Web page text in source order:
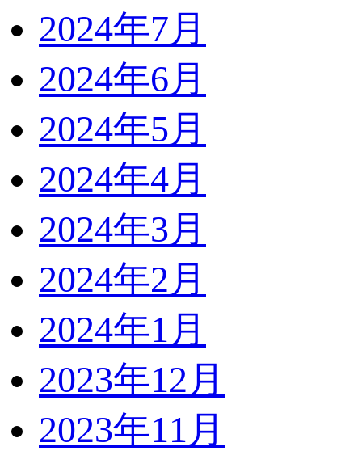
2024年7月
2024年6月
2024年5月
2024年4月
2024年3月
2024年2月
2024年1月
2023年12月
2023年11月